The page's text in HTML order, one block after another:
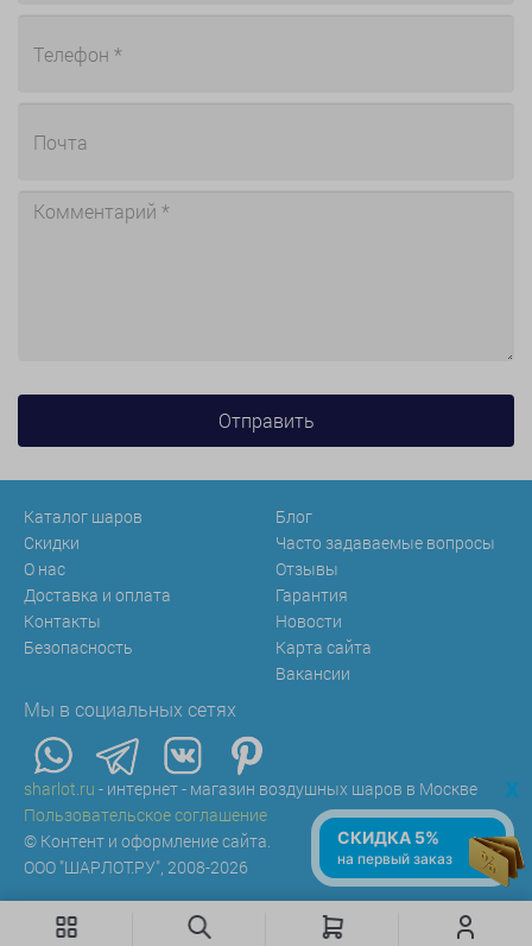
Каталог шаров
Скидки
О нас
Доставка и оплата
Контакты
Безопасность
Блог
Часто задаваемые вопросы
Отзывы
Гарантия
Новости
Карта сайта
Вакансии
Мы в социальных сетях
sharlot.ru - интернет - магазин воздушных шаров в Москве
Пользовательское соглашение
© Контент и оформление сайта.
ООО "ШАРЛОТ.РУ", 2008-2026
x
СКИДКА 5%
на первый заказ